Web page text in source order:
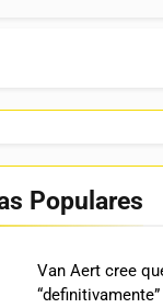
Populares
Van Aert cree